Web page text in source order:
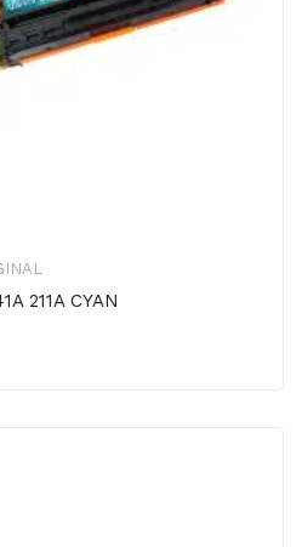
211A CYAN